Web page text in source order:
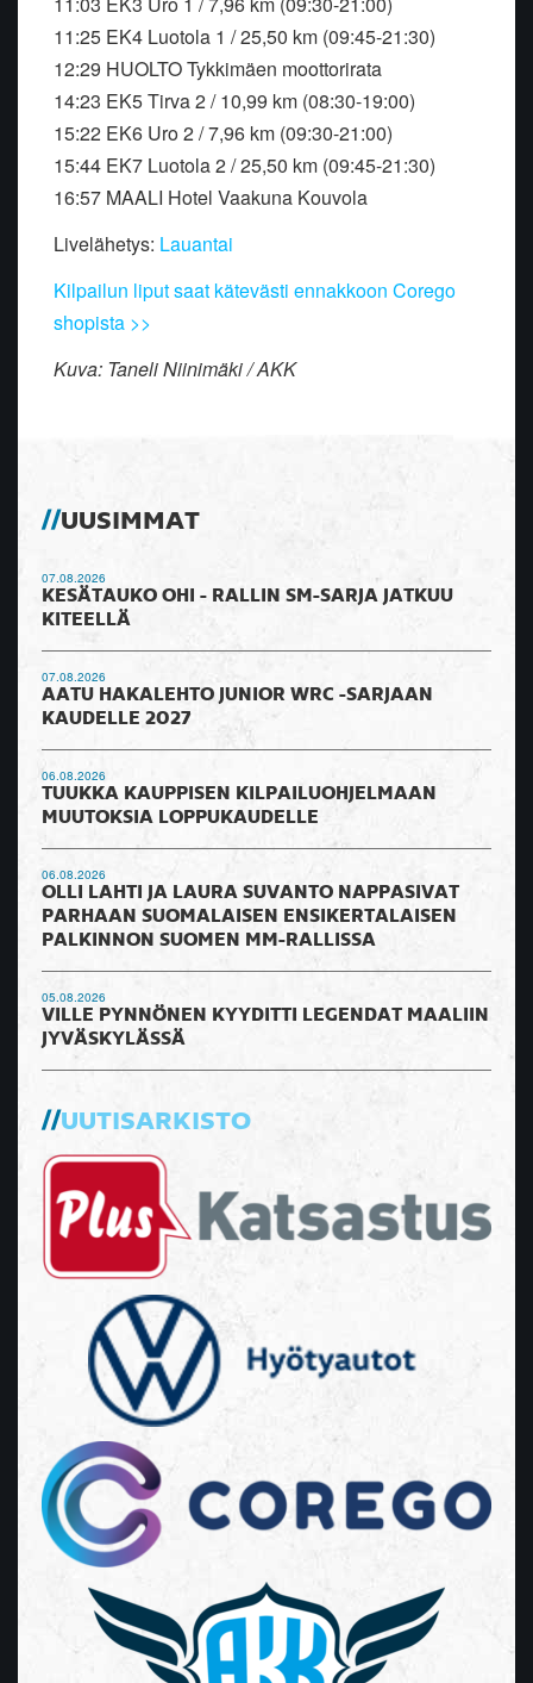
11:25 EK4 Luotola 1 / 25,50 km (09:45-21:30)
12:29 HUOLTO Tykkimäen moottorirata
14:23 EK5 Tirva 2 / 10,99 km (08:30-19:00)
15:22 EK6 Uro 2 / 7,96 km (09:30-21:00)
15:44 EK7 Luotola 2 / 25,50 km (09:45-21:30)
16:57 MAALI Hotel Vaakuna Kouvola
Livelähetys: Lauantai
Kilpailun liput saat kätevästi ennakkoon Corego
shopista >>
Kuva: Taneli Niinimäki / AKK
UUSIMMAT
07.08.2026
KESÄTAUKO OHI - RALLIN SM-SARJA JATKUU
KITEELLÄ
07.08.2026
AATU HAKALEHTO JUNIOR WRC -SARJAAN
KAUDELLE 2027
06.08.2026
TUUKKA KAUPPISEN KILPAILUOHJELMAAN
MUUTOKSIA LOPPUKAUDELLE
06.08.2026
OLLI LAHTI JA LAURA SUVANTO NAPPASIVAT
PARHAAN SUOMALAISEN ENSIKERTALAISEN
PALKINNON SUOMEN MM-RALLISSA
05.08.2026
VILLE PYNNÖNEN KYYDITTI LEGENDAT MAALIIN
JYVÄSKYLÄSSÄ
UUTISARKISTO